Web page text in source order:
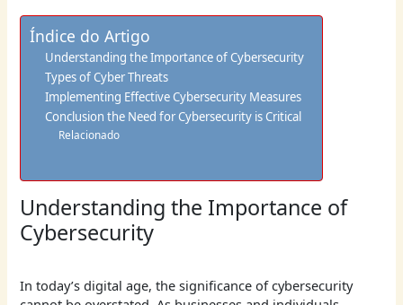
Índice do Artigo
Understanding the Importance of Cybersecurity
Types of Cyber Threats
Implementing Effective Cybersecurity Measures
Conclusion the Need for Cybersecurity is Critical
Relacionado
Understanding the Importance of
Cybersecurity
In today’s digital age, the significance of cybersecurity